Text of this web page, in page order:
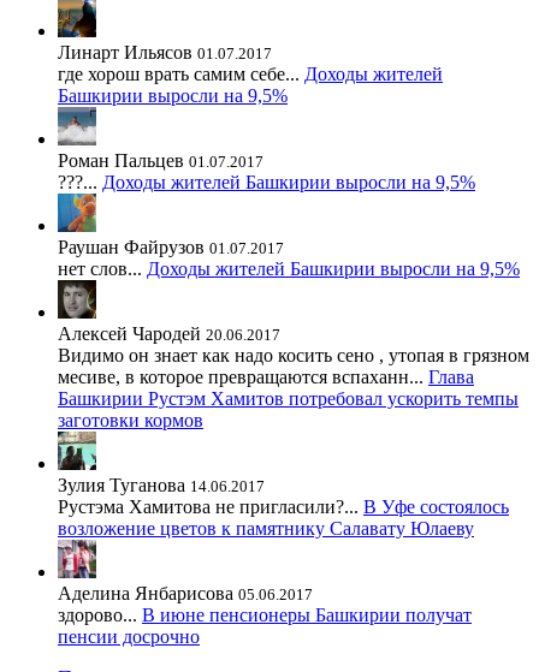
Линарт Ильясов 01.07.2017
где хорош врать самим себе... Доходы жителей
Башкирии выросли на 9,5%
Роман Пальцев 01.07.2017
???... Доходы жителей Башкирии выросли на 9,5%
Раушан Файрузов 01.07.2017
нет слов... Доходы жителей Башкирии выросли на 9,5%
Алексей Чародей 20.06.2017
Видимо он знает как надо косить сено , утопая в грязном
месиве, в которое превращаются вспаханн... Глава
Башкирии Рустэм Хамитов потребовал ускорить темпы
заготовки кормов
Зулия Туганова 14.06.2017
Рустэма Хамитова не пригласили?... В Уфе состоялось
возложение цветов к памятнику Салавату Юлаеву
Аделина Янбарисова 05.06.2017
здорово... В июне пенсионеры Башкирии получат
пенсии досрочно